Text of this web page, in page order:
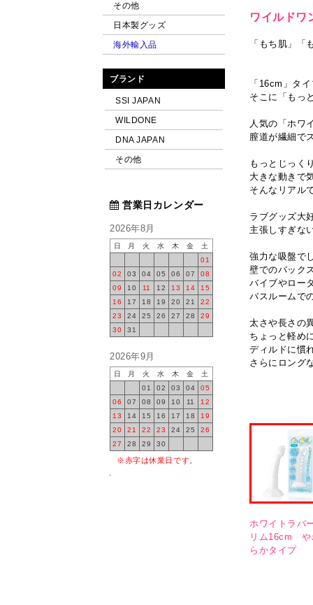
その他
日本製グッズ
海外輸入品
ブランド
SSI JAPAN
WILDONE
DNA JAPAN
その他
営業日カレンダー
2026年8月
日 月 火 水 木 金
土
01
02
03 04 05 06 07
08
09
10 11 12 13 14
15
16
17 18 19 20 21
22
23
24 25 26 27 28
29
30
31
2026年9月
日 月 火 水 木 金
土
01
02 03 04
05
06
07 08 09 10 11
12
13
14 15 16 17 18
19
20
21 22 23 24 25
26
27
28 29 30
※赤字は休業日です。
ワイルドワ
「もち肌」
「16cm」タ
そこに「もっ
人気の「ホワ
膣道が繊細で
もっとじっく
大きな動きで
そんなリアル
ラブグッズ大
主張しすぎな
強力な吸盤で
壁でのバック
バイブやロー
バスルームで
太さや長さの
ちょっと軽め
ディルドに慣
さらにロング
ホワイトラバ
リム16cm や
らかタイプ